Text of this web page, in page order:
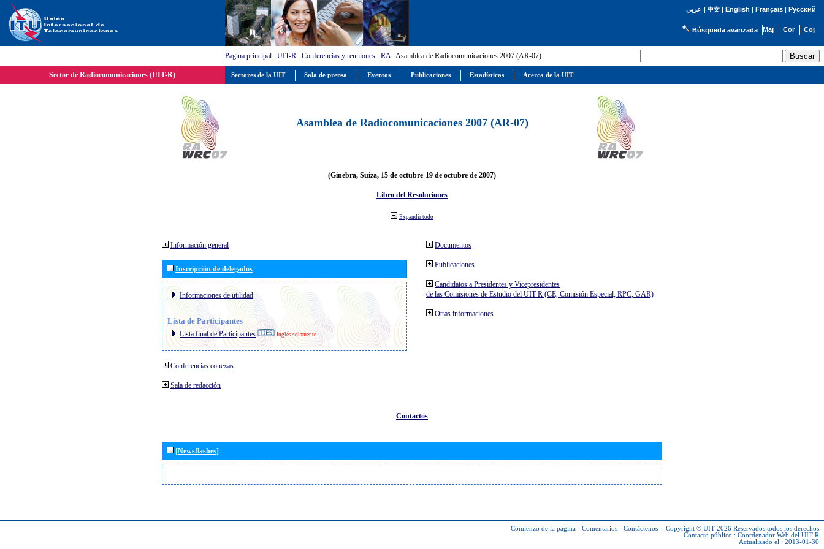
عربي | 中文| English | Français| Русский
Búsqueda avanzada
Pagína principal : UIT-R : Conferencias y reuniones : RA: Asamblea de Radiocomunicaciones 2007 (AR-07)
Sector de Radiocomunicaciones (UIT-R)
Asamblea de Radiocomunicaciones 2007 (AR-07)
(Ginebra, Suiza, 15 de octubre-19 de octubre de 2007)
Libro del Resoluciones
Expandir todo
Información general
Inscripción de delegados
Informaciones de utilidad
Lista de Participantes
Lista final de Participantes Inglés solamente
Conferencias conexas
Sala de redacción
Documentos
Publicaciones
Candidatos a Presidentes y Vicepresidentes
de las Comisiones de Estudio del UIT R (CE, Comisión Especial, RPC, GAR)
Otras informaciones
Contactos
[Newsflashes]
Comienzo de la página - Comentarios - Contáctenos - Copyright © UIT 2026 Reservados todos los derechos
Contacto público : Coordenador Web del UIT-R
Actualizado el : 2013-01-30
Sectores de la UIT Sala de prensa Eventos Publicaciones Estadísticas Acerca de la UIT